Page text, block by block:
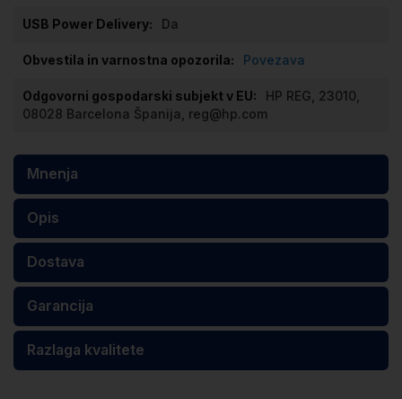
Da
Povezava
HP REG, 23010,
08028 Barcelona Španija, reg@hp.com
Mnenja
Opis
Dostava
Garancija
Razlaga kvalitete